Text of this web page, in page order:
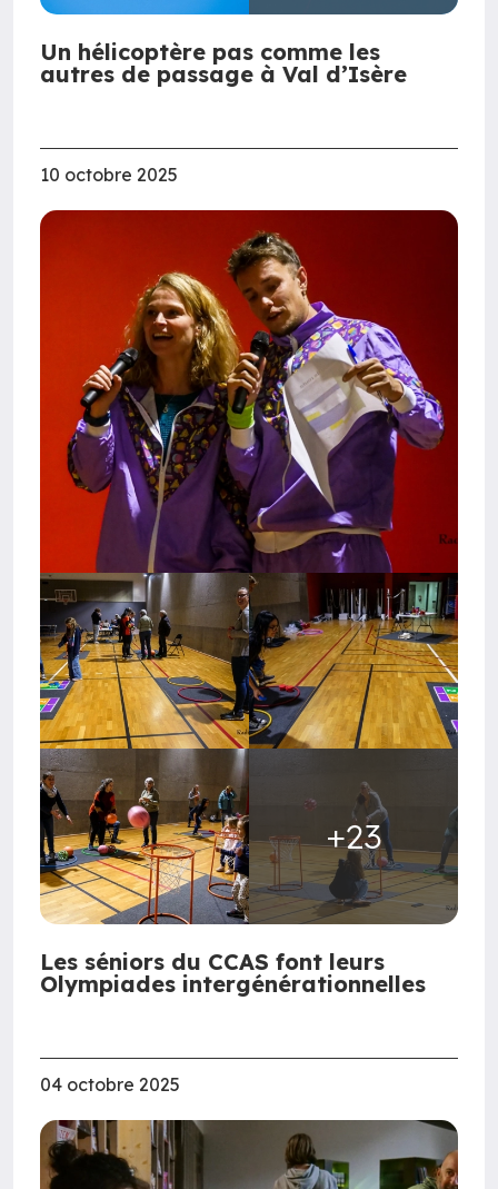
Un hélicoptère pas comme les
autres de passage à Val d’Isère
10 octobre 2025
+23
Les séniors du CCAS font leurs
Olympiades intergénérationnelles
04 octobre 2025